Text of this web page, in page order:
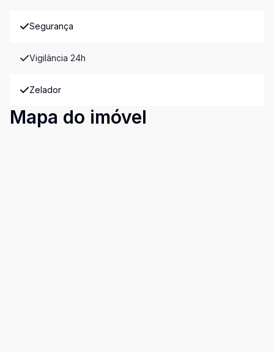
Segurança
Vigilância 24h
Zelador
Mapa do imóvel